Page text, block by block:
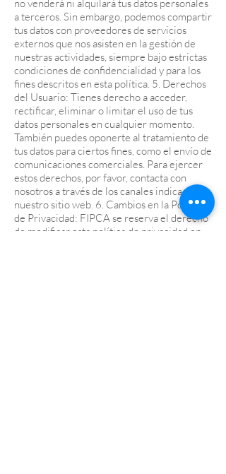
no venderá ni alquilará tus datos personales
a terceros. Sin embargo, podemos compartir
tus datos con proveedores de servicios
externos que nos asisten en la gestión de
nuestras actividades, siempre bajo estrictas
condiciones de confidencialidad y para los
fines descritos en esta política. 5. Derechos
del Usuario: Tienes derecho a acceder,
rectificar, eliminar o limitar el uso de tus
datos personales en cualquier momento.
También puedes oponerte al tratamiento de
tus datos para ciertos fines, como el envío de
comunicaciones comerciales. Para ejercer
estos derechos, por favor, contacta con
nosotros a través de los canales indicados en
nuestro sitio web. 6. Cambios en la Política
de Privacidad: FIPCA se reserva el derecho
de modificar esta política de privacidad en